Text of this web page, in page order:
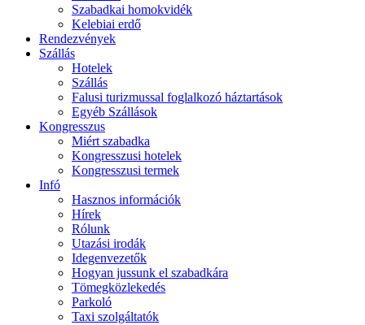
Szabadkai homokvidék
Kelebiai erdő
Rendezvények
Szállás
Hotelek
Szállás
Falusi turizmussal foglalkozó háztartások
Egyéb Szállások
Kongresszus
Miért szabadka
Kongresszusi hotelek
Kongresszusi termek
Infó
Hasznos információk
Hírek
Rólunk
Utazási irodák
Idegenvezetők
Hogyan jussunk el szabadkára
Tömegközlekedés
Parkoló
Taxi szolgáltatók